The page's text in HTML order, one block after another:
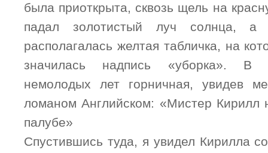
была приоткрыта, сквозь щель на
падал золотистый луч солнца, а
располагалась желтая табличка, на
значилась надпись «уборка». В
немолодых лет горничная, увидев
ломаном Английском: «Мистер Кирилл
палубе»
Спустившись туда, я увидел Кирилла